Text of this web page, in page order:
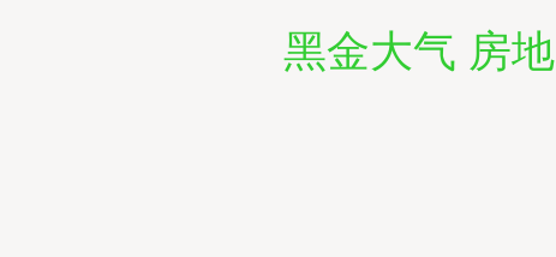
黑金大气 房